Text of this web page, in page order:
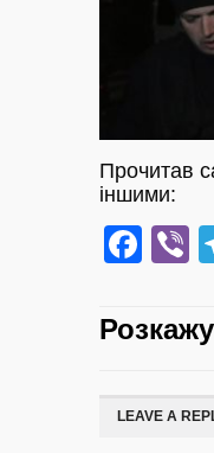
Прочитав
іншими:
LEAVE A